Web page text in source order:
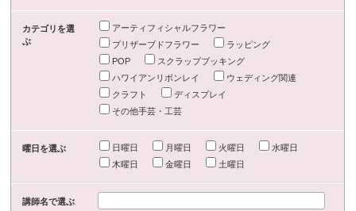
カテゴリを選
ぶ
アーティフィシャルフラワー
プリザーブドフラワー
ラッピング
POP
スクラップブッキング
ハワイアンリボンレイ
ウェディング関連
クラフト
ディスプレイ
その他手芸・工芸
曜日を選ぶ 日曜日 月曜日 火曜日
水曜日
木曜日
金曜日 土曜日
講師名で選ぶ